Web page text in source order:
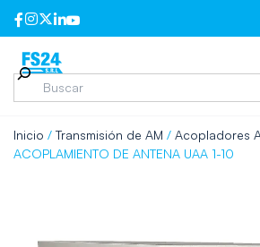
Inicio / Transmisión de AM / Acopladores
ACOPLAMIENTO DE ANTENA UAA 1-10